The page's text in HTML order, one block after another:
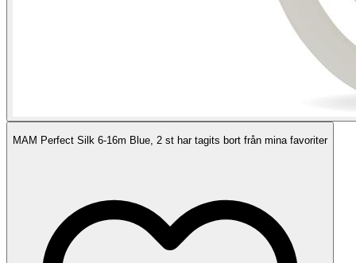
MAM Perfect Silk 6-16m Blue, 2 st har tagits bort från mina favoriter